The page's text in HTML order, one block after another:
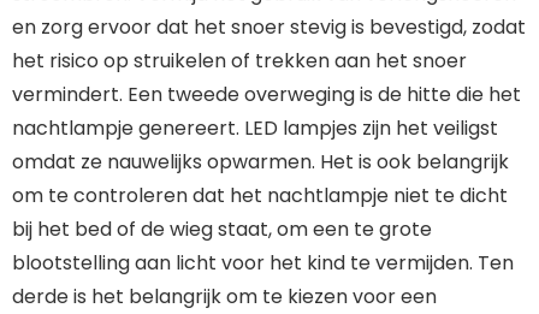
en zorg ervoor dat het snoer stevig is bevestigd, zodat
het risico op struikelen of trekken aan het snoer
vermindert. Een tweede overweging is de hitte die het
nachtlampje genereert. LED lampjes zijn het veiligst
omdat ze nauwelijks opwarmen. Het is ook belangrijk
om te controleren dat het nachtlampje niet te dicht
bij het bed of de wieg staat, om een te grote
blootstelling aan licht voor het kind te vermijden. Ten
derde is het belangrijk om te kiezen voor een